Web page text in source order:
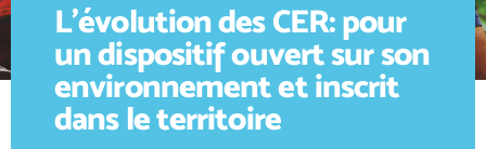
L’évolution des CER: pour
un dispositif ouvert sur son
environnement et inscrit
dans le territoire